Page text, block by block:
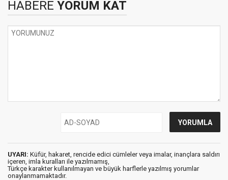
HABERE YORUM KAT
UYARI: Küfür, hakaret, rencide edici cümleler veya imalar, inançlara saldırı
içeren, imla kuralları ile yazılmamış,
Türkçe karakter kullanılmayan ve büyük harflerle yazılmış yorumlar
onaylanmamaktadır.